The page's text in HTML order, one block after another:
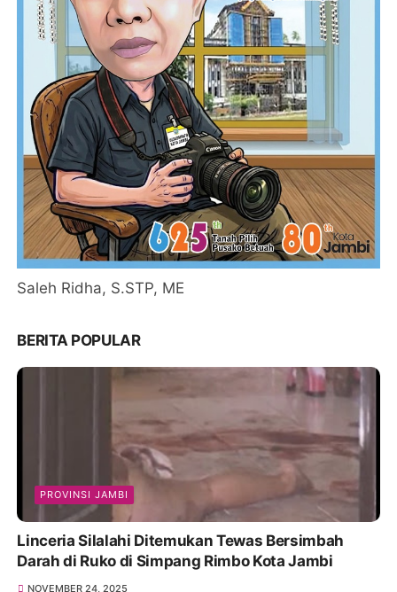
Saleh Ridha, S.STP, ME
BERITA POPULAR
PROVINSI JAMBI
Linceria Silalahi Ditemukan Tewas Bersimbah
Darah di Ruko di Simpang Rimbo Kota Jambi
NOVEMBER 24, 2025